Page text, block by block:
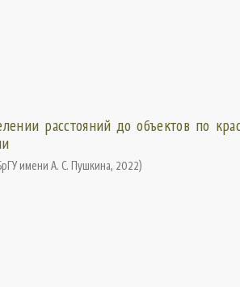
расстояний до объектов по
имени А. С. Пушкина, 2022)